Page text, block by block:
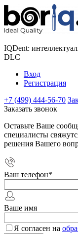
IQDent:
DLC
Вход
Регистрация
+7 (499) 444-56-70
Заказать звонок
Оставьте Ваше
специалисты
решения Вашего
Ваш телефон*
Ваше имя
Я согласен на